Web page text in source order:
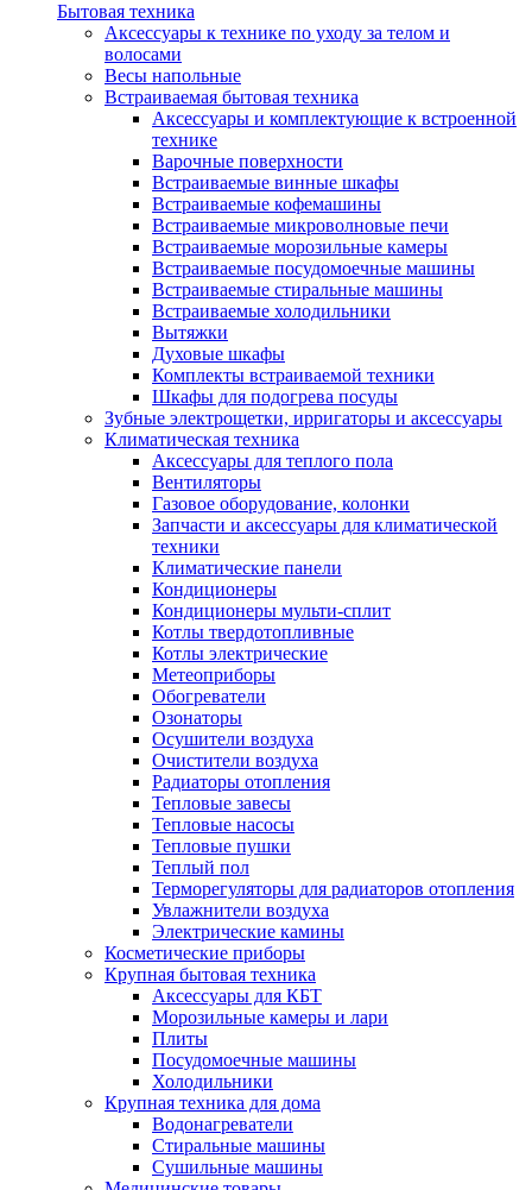
Бытовая техника
Аксессуары к технике по уходу за телом и
волосами
Весы напольные
Встраиваемая бытовая техника
Аксессуары и комплектующие к встроенной
технике
Варочные поверхности
Встраиваемые винные шкафы
Встраиваемые кофемашины
Встраиваемые микроволновые печи
Встраиваемые морозильные камеры
Встраиваемые посудомоечные машины
Встраиваемые стиральные машины
Встраиваемые холодильники
Вытяжки
Духовые шкафы
Комплекты встраиваемой техники
Шкафы для подогрева посуды
Зубные электрощетки, ирригаторы и аксессуары
Климатическая техника
Аксессуары для теплого пола
Вентиляторы
Газовое оборудование, колонки
Запчасти и аксессуары для климатической
техники
Климатические панели
Кондиционеры
Кондиционеры мульти-сплит
Котлы твердотопливные
Котлы электрические
Метеоприборы
Обогреватели
Озонаторы
Осушители воздуха
Очистители воздуха
Радиаторы отопления
Тепловые завесы
Тепловые насосы
Тепловые пушки
Теплый пол
Терморегуляторы для радиаторов отопления
Увлажнители воздуха
Электрические камины
Косметические приборы
Крупная бытовая техника
Аксессуары для КБТ
Морозильные камеры и лари
Плиты
Посудомоечные машины
Холодильники
Крупная техника для дома
Водонагреватели
Стиральные машины
Сушильные машины